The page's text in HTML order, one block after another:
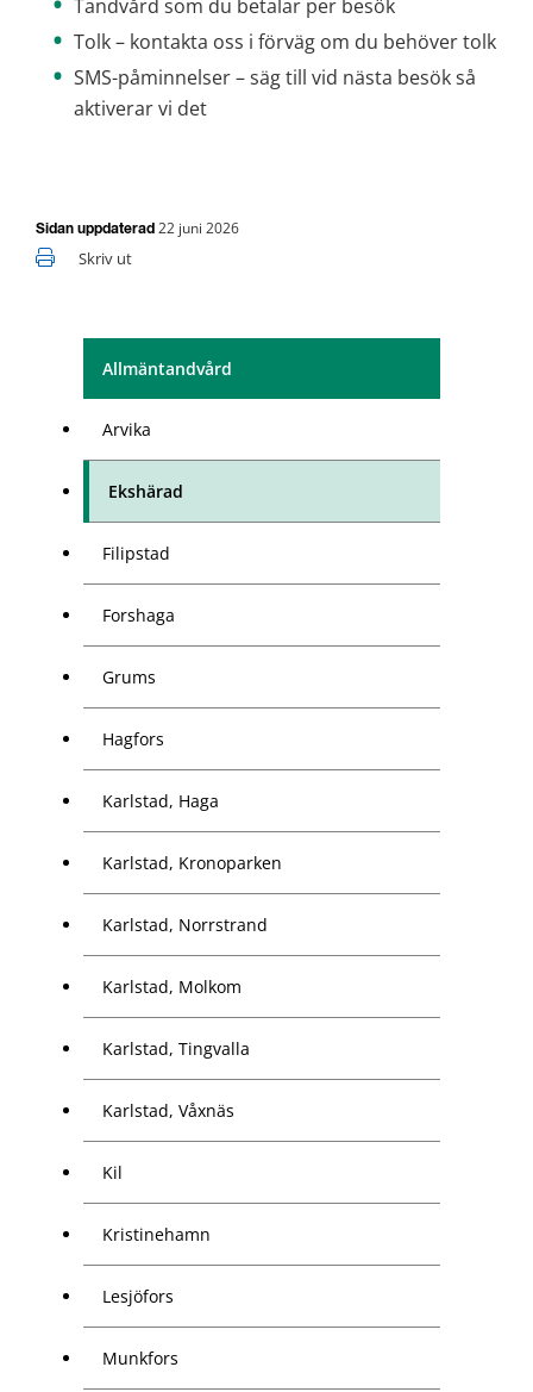
Allmäntandvård
Arvika
Ekshärad
Filipstad
Forshaga
Grums
Hagfors
Karlstad, Haga
Karlstad, Kronoparken
Karlstad, Norrstrand
Karlstad, Molkom
Karlstad, Tingvalla
Karlstad, Våxnäs
Kil
Kristinehamn
Lesjöfors
Munkfors
Tandvård som du betalar per besök
Tolk – kontakta oss i förväg om du behöver tolk
SMS-påminnelser – säg till vid nästa besök så
aktiverar vi det
Sidan uppdaterad 22 juni 2026
Skriv ut